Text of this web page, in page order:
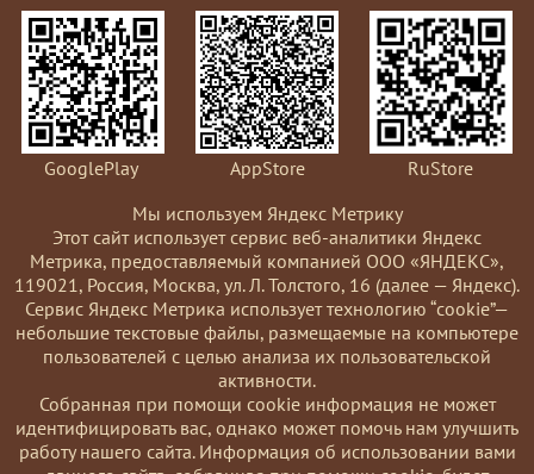
GooglePlay AppStore
RuStore
Мы используем Яндекс Метрику
Этот сайт использует сервис веб-аналитики Яндекс
Метрика, предоставляемый компанией ООО «ЯНДЕКС»,
119021, Россия, Москва, ул. Л. Толстого, 16 (далее — Яндекс).
Сервис Яндекс Метрика использует технологию “cookie”—
небольшие текстовые файлы, размещаемые на компьютере
пользователей с целью анализа их пользовательской
активности.
Coбранная при помощи cookie информация не может
идентифицировать вас, однако может помочь нам улучшить
работу нашего сайта. Информация об использовании вами